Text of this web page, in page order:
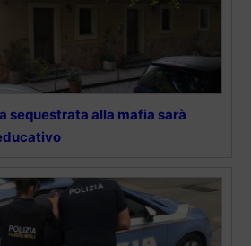
sequestrata alla mafia sarà